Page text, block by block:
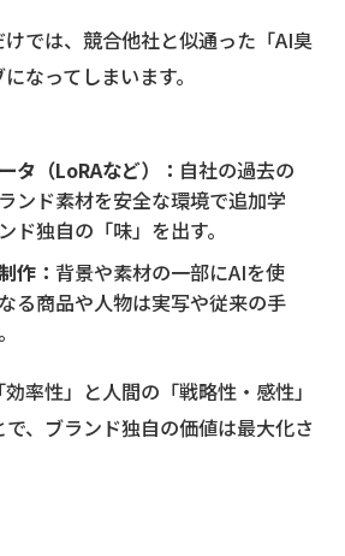
では、競合他社と似通った「AI臭
なってしまいます。
タ（LoRAなど）： 自社の過去の
ンド素材を安全な環境で追加学
ド独自の「味」を出す。
作： 背景や素材の一部にAIを使
る商品や人物は実写や従来の手
率性」と人間の「戦略性・感性」
、ブランド独自の価値は最大化さ